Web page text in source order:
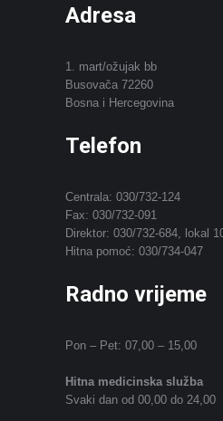
Adresa
1. mart/ožujak bb
Busovača 72260
Bosna i Hercegovina
Telefon
Centrala: 030/732-124
Fax: 030/732-091
Direktor: 030/732-684, lokal
Hitna pomoć: 030/734-047
Radno vrijeme
Pon – Pet: 07,00 – 15,00
Hitna medicinska služba
Svaki dan od 00,00 do 24,00